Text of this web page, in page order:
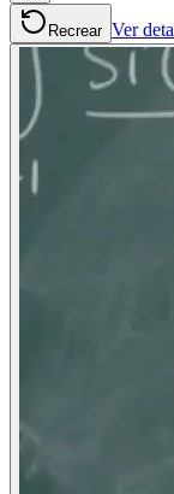
Recrear Ver